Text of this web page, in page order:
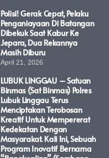
Polisi! Gerak Cepat, Pelaku
Penganiayaan Di Batangan
Dibekuk Saat Kabur Ke
Jepara, Dua Rekannya
Masih Diburu
April 21, 2026
LUBUK LINGGAU – Satuan
Binmas (Sat Binmas) Polres
Lubuk Linggau Terus
Menciptakan Terobosan
Kreatif Untuk Mempererat
Kedekatan Dengan
Masyarakat. Kali Ini, Sebuah
Program Inovatif Bernama